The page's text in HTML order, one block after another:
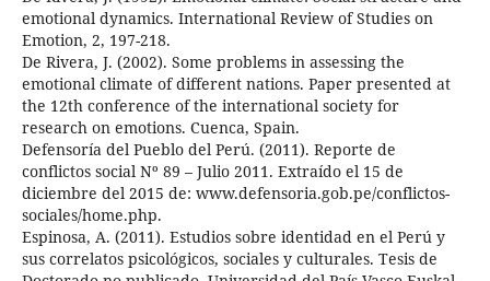
emotional dynamics. International Review of Studies on
Emotion, 2, 197-218.
De Rivera, J. (2002). Some problems in assessing the
emotional climate of different nations. Paper presented at
the 12th conference of the international society for
research on emotions. Cuenca, Spain.
Defensoría del Pueblo del Perú. (2011). Reporte de
conflictos social Nº 89 – Julio 2011. Extraído el 15 de
diciembre del 2015 de: www.defensoria.gob.pe/conflictos-
sociales/home.php.
Espinosa, A. (2011). Estudios sobre identidad en el Perú y
sus correlatos psicológicos, sociales y culturales. Tesis de